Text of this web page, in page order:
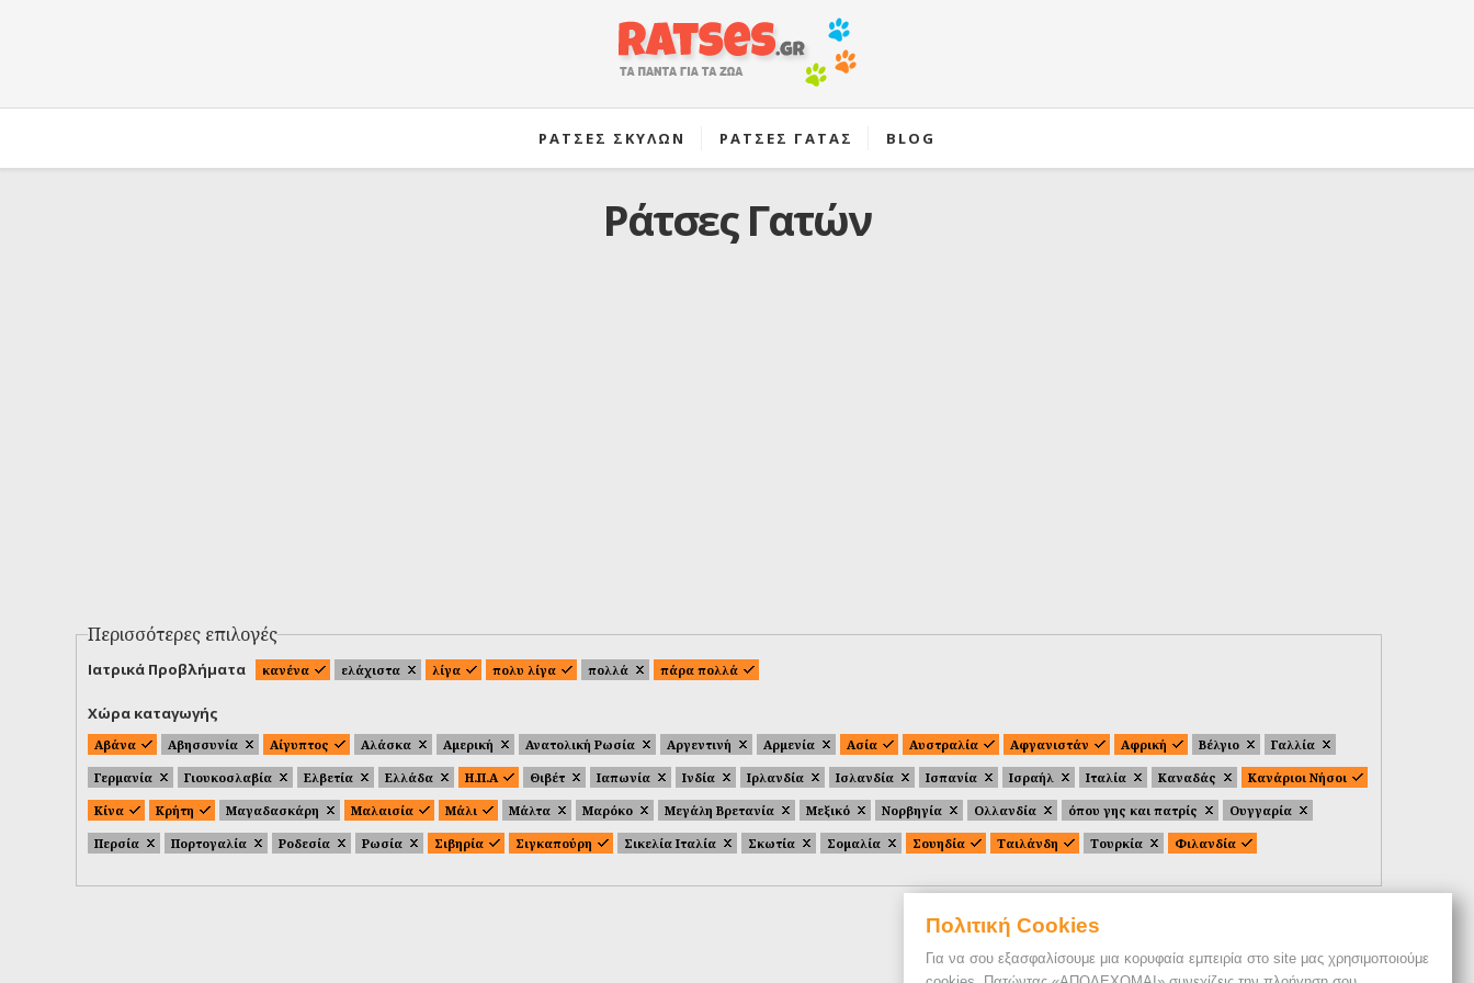
Πολιτική Cookies
Για να σου εξασφαλίσουμε μια κορυφαία εμπειρία στο site μας χρησιμοποιούμε
ΡΑΤΣΕΣ ΣΚΥΛΩΝ ΡΑΤΣΕΣ ΓΑΤΑΣ BLOG
Ράτσες Γατών
Περισσότερες επιλογές
Ιατρικά Προβλήματα κανένα ελάχιστα λίγα πολυ λίγα πολλά πάρα πολλά
Χώρα καταγωγής
Αβάνα Αβησσυνία Αίγυπτος Αλάσκα Αμερική Ανατολική Ρωσία Αργεντινή Αρμενία Ασία Αυστραλία Αφγανιστάν Αφρική Βέλγιο
Γαλλία
Γερμανία
Γιουκοσλαβία Ελβετία Ελλάδα Η.Π.Α Θιβέτ Ιαπωνία Ινδία Ιρλανδία Ισλανδία Ισπανία Ισραήλ Ιταλία Καναδάς
Κανάριοι Νήσοι
Κίνα
Κρήτη Μαγαδασκάρη Μαλαισία Μάλι Μάλτα Μαρόκο Μεγάλη Βρετανία Μεξικό Νορβηγία Ολλανδία όπου γης και πατρίς
Ουγγαρία
Περσία
Πορτογαλία Ροδεσία Ρωσία Σιβηρία Σιγκαπούρη Σικελία Ιταλία Σκωτία Σομαλία Σουηδία Ταιλάνδη Τουρκία Φιλανδία